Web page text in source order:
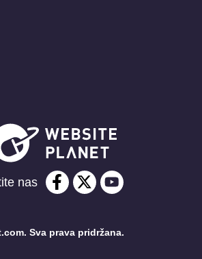
nas
Sva prava pridržana.